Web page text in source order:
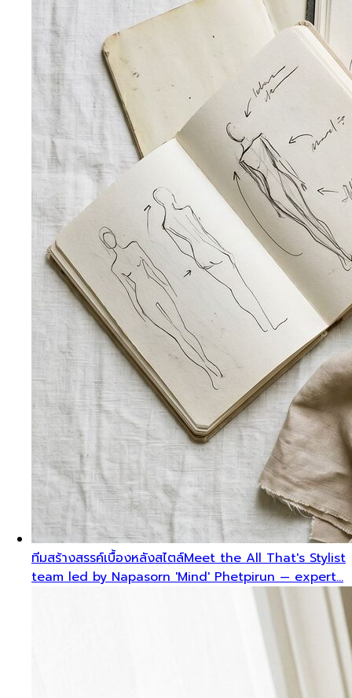
ทีมสร้างสรรค์เบื้องหลังสไตล์Meet the All That's Stylist
team led by Napasorn 'Mind' Phetpirun — expert…